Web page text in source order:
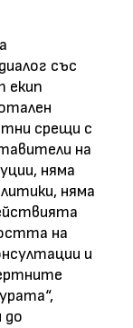
със
екип
срещи с
на
няма
няма
на
и